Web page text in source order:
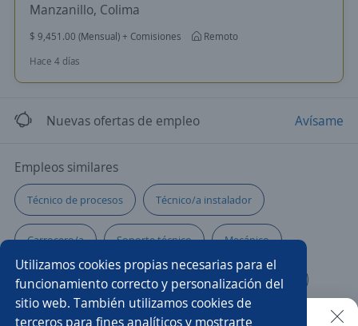
Utilizamos cookies propias necesarias para el
funcionamiento correcto y personalización del
sitio web. También utilizamos cookies de
terceros para fines analíticos y mostrarte
Manzanillo, Colima
$ 9,451.00 (Mensual) + Comisiones
Remoto
Hace 4 días
Nuevas ofertas de empleo Avísame
Empleos similares
Técnico de procesos Técnico/a instalador
Carrocero/a Soporte técnico Mecánico
Aire acondicionado Técnico en Aire Acondicionado
Hojalatero/a Técnico/a de mantenimiento